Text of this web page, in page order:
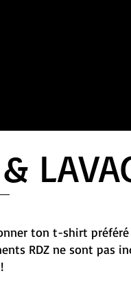
ton t-shirt
RDZ ne sont pas